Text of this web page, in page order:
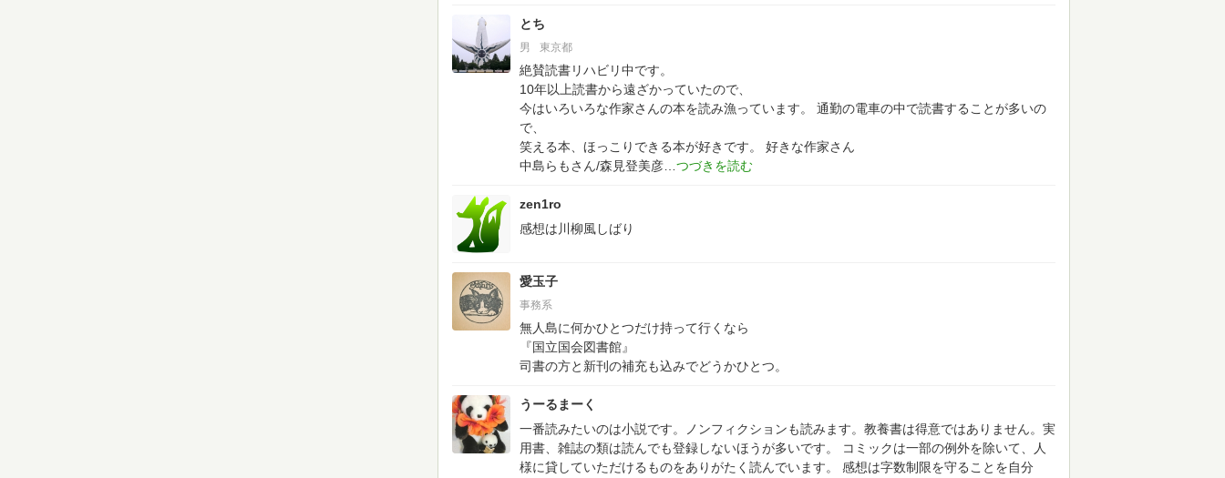
とち
男 東京都
絶賛読書リハビリ中です。
10年以上読書から遠ざかっていたので、
今はいろいろな作家さんの本を読み漁っています。
通勤の電車の中で読書することが多いの
で、
笑える本、ほっこりできる本が好きです。
好きな作家さん
中島らもさん/森見登美彦
zen1ro
感想は川柳風しばり
愛玉子
事務系
無人島に何かひとつだけ持って行くなら
『国立国会図書館』
司書の方と新刊の補充も込みでどうかひとつ。
うーるまーく
一番読みたいのは小説です。ノンフィクションも読みます。教養書は得意ではありません。実
用書、雑誌の類は読んでも登録しないほうが多いです。
コミックは一部の例外を除いて、人
様に貸していただけるものをありがたく読んでいます。
感想は字数制限を守ることを自分